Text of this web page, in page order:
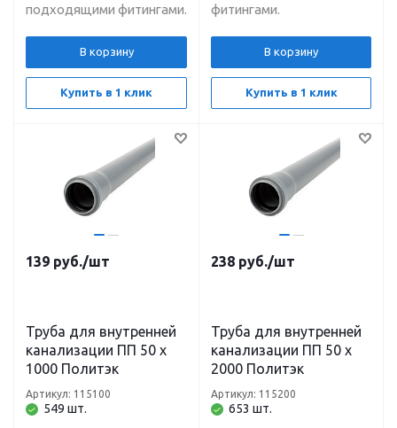
подходящими фитингами.
В корзину
Купить в 1 клик
фитингами.
В корзину
Купить в 1 клик
139 руб./шт
Труба для внутренней
канализации ПП 50 х
1000 Политэк
549 шт.
Артикул: 115100
238 руб./шт
Труба для внутренней
канализации ПП 50 х
2000 Политэк
653 шт.
Артикул: 115200